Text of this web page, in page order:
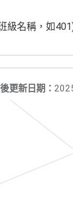
級名稱，如
更新日期：